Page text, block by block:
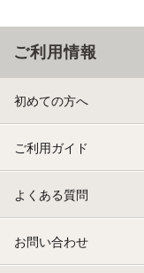
ご利用情報
初めての方へ
ご利用ガイド
よくある質問
お問い合わせ